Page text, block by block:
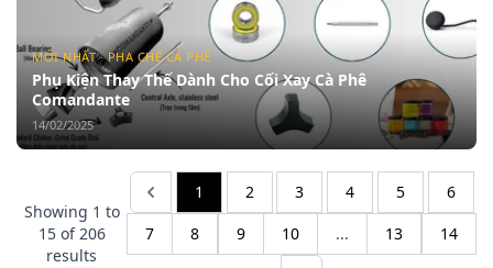
MỚI NHẤT · PHA CHẾ CÀ PHÊ
Phụ Kiện Thay Thế Dành Cho Cối Xay Cà Phê
Comandante
14/02/2025
Showing 1 to
15of206
results
1 2 3 4 5
6
7
8 9 10 ... 13 14